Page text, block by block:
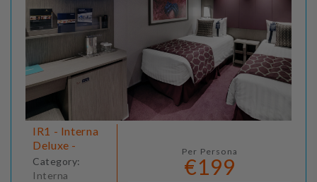
IR1 - Interna
Deluxe -
Category:
Interna
Per Persona
€199